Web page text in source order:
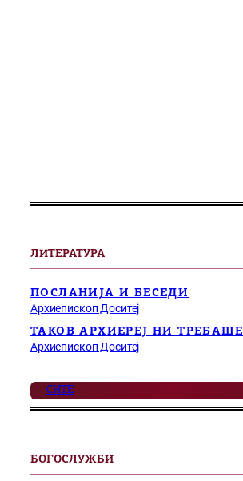
ЛИТЕРАТУРА
ПОСЛАНИЈА И БЕСЕДИ
Архиепископ Доситеј
ТАКОВ АРХИЕРЕЈ НИ ТРЕБАШЕ
Архиепископ Доситеј
СИТЕ
БОГОСЛУЖБИ